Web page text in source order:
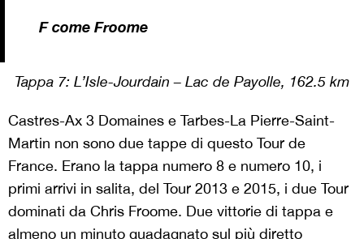
F come Froome
Tappa 7: L’Isle-Jourdain – Lac de Payolle, 162.5 km
Castres-Ax 3 Domaines e Tarbes-La Pierre-Saint-
Martin non sono due tappe di questo Tour de
France. Erano la tappa numero 8 e numero 10, i
primi arrivi in salita, del Tour 2013 e 2015, i due Tour
dominati da Chris Froome. Due vittorie di tappa e
almeno un minuto guadagnato sul più diretto